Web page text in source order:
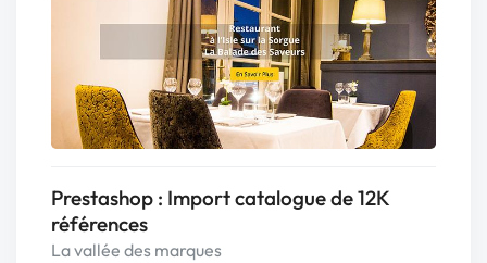
Prestashop : Import catalogue de 12K
références
La vallée des marques